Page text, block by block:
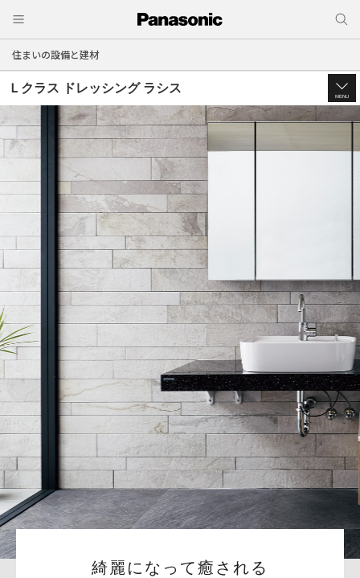
住まいの設備と建材
Ｌクラス ドレッシング ラシス
MENU
綺麗になって癒される